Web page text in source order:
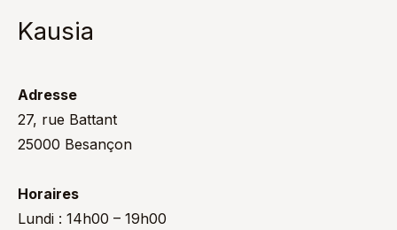
Kausia
Adresse
27, rue Battant
25000 Besançon
Horaires
Lundi : 14h00 – 19h00